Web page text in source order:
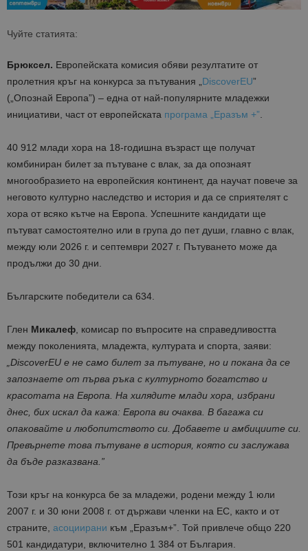
Чуйте статията:
Брюксел. Европейската комисия обяви резултатите от
пролетния кръг на конкурса за пътувания „DiscoverEU”
(„Опознай Европа”) – една от най-популярните младежки
инициативи, част от европейската програма „Еразъм +”.
40 912 млади хора на 18-годишна възраст ще получат
комбиниран билет за пътуване с влак, за да опознаят
многообразието на европейския континент, да научат повече за
неговото културно наследство и история и да се сприятелят с
хора от всяко кътче на Европа. Успешните кандидати ще
пътуват самостоятелно или в група до пет души, главно с влак,
между юли 2026 г. и септември 2027 г. Пътуването може да
продължи до 30 дни.
Българските победители са 634.
Глен Микалеф, комисар по въпросите на справедливостта
между поколенията, младежта, културата и спорта, заяви:
„DiscoverEU е не само билет за пътуване, но и покана да се
запознаете от първа ръка с културното богатство и
красотата на Европа. На хилядите млади хора, избрани
днес, бих искал да кажа: Европа ви очаква. В багажа си
опаковайте и любопитството си. Добавете и амбициите си.
Превърнете това пътуване в история, която си заслужава
да бъде разказвана.”
Този кръг на конкурса бе за младежи, родени между 1 юли
2007 г. и 30 юни 2008 г. от държави членки на ЕС, както и от
страните, асоциирани към „Еразъм+”. Той привлече общо 220
501 кандидатури, включително 1 384 от България.